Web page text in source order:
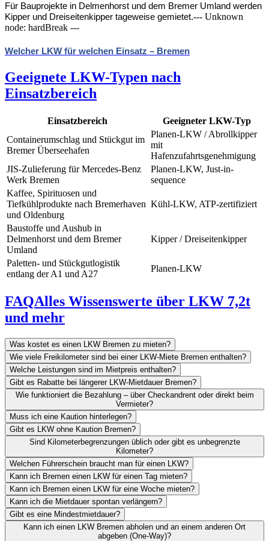
Für Bauprojekte in Delmenhorst und dem Bremer Umland werden
Kipper und Dreiseitenkipper tageweise gemietet.--- Unknown
node: hardBreak ---
Welcher LKW für welchen Einsatz – Bremen
Geeignete LKW-Typen nach
Einsatzbereich
Einsatzbereich
Geeigneter LKW-Typ
Containerumschlag und Stückgut im
Bremer Überseehafen
Planen-LKW / Abrollkipper
mit
Hafenzufahrtsgenehmigung
JIS-Zulieferung für Mercedes-Benz
Werk Bremen
Planen-LKW, Just-in-
sequence
Kaffee, Spirituosen und
Tiefkühlprodukte nach Bremerhaven
und Oldenburg
Kühl-LKW, ATP-zertifiziert
Baustoffe und Aushub in
Delmenhorst und dem Bremer
Umland
Kipper / Dreiseitenkipper
Paletten- und Stückgutlogistik
entlang der A1 und A27
Planen-LKW
FAQAlles Wissenswerte über LKW 7,2t
und mehr
Was kostet es einen LKW Bremen zu mieten?
Wie viele Freikilometer sind bei einer LKW-Miete Bremen enthalten?
Welche Leistungen sind im Mietpreis enthalten?
Gibt es Rabatte bei längerer LKW-Mietdauer Bremen?
Wie funktioniert die Bezahlung – über Checkandrent oder direkt beim
Vermieter?
Muss ich eine Kaution hinterlegen?
Gibt es LKW ohne Kaution Bremen?
Sind Kilometerbegrenzungen üblich oder gibt es unbegrenzte
Kilometer?
Welchen Führerschein braucht man für einen LKW?
Kann ich Bremen einen LKW für einen Tag mieten?
Kann ich Bremen einen LKW für eine Woche mieten?
Kann ich die Mietdauer spontan verlängern?
Gibt es eine Mindestmietdauer?
Kann ich einen LKW Bremen abholen und an einem anderen Ort
abgeben (One-Way)?